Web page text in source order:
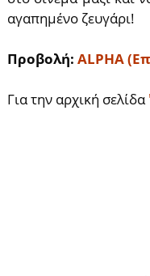
αγαπημένο ζευγάρι!
Προβολή: ALPHA
Για την αρχική σελίδα